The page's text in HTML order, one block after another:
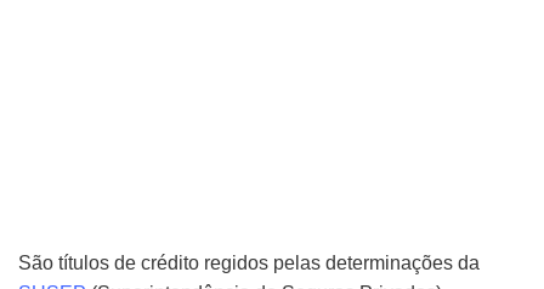
São títulos de crédito regidos pelas determinações da